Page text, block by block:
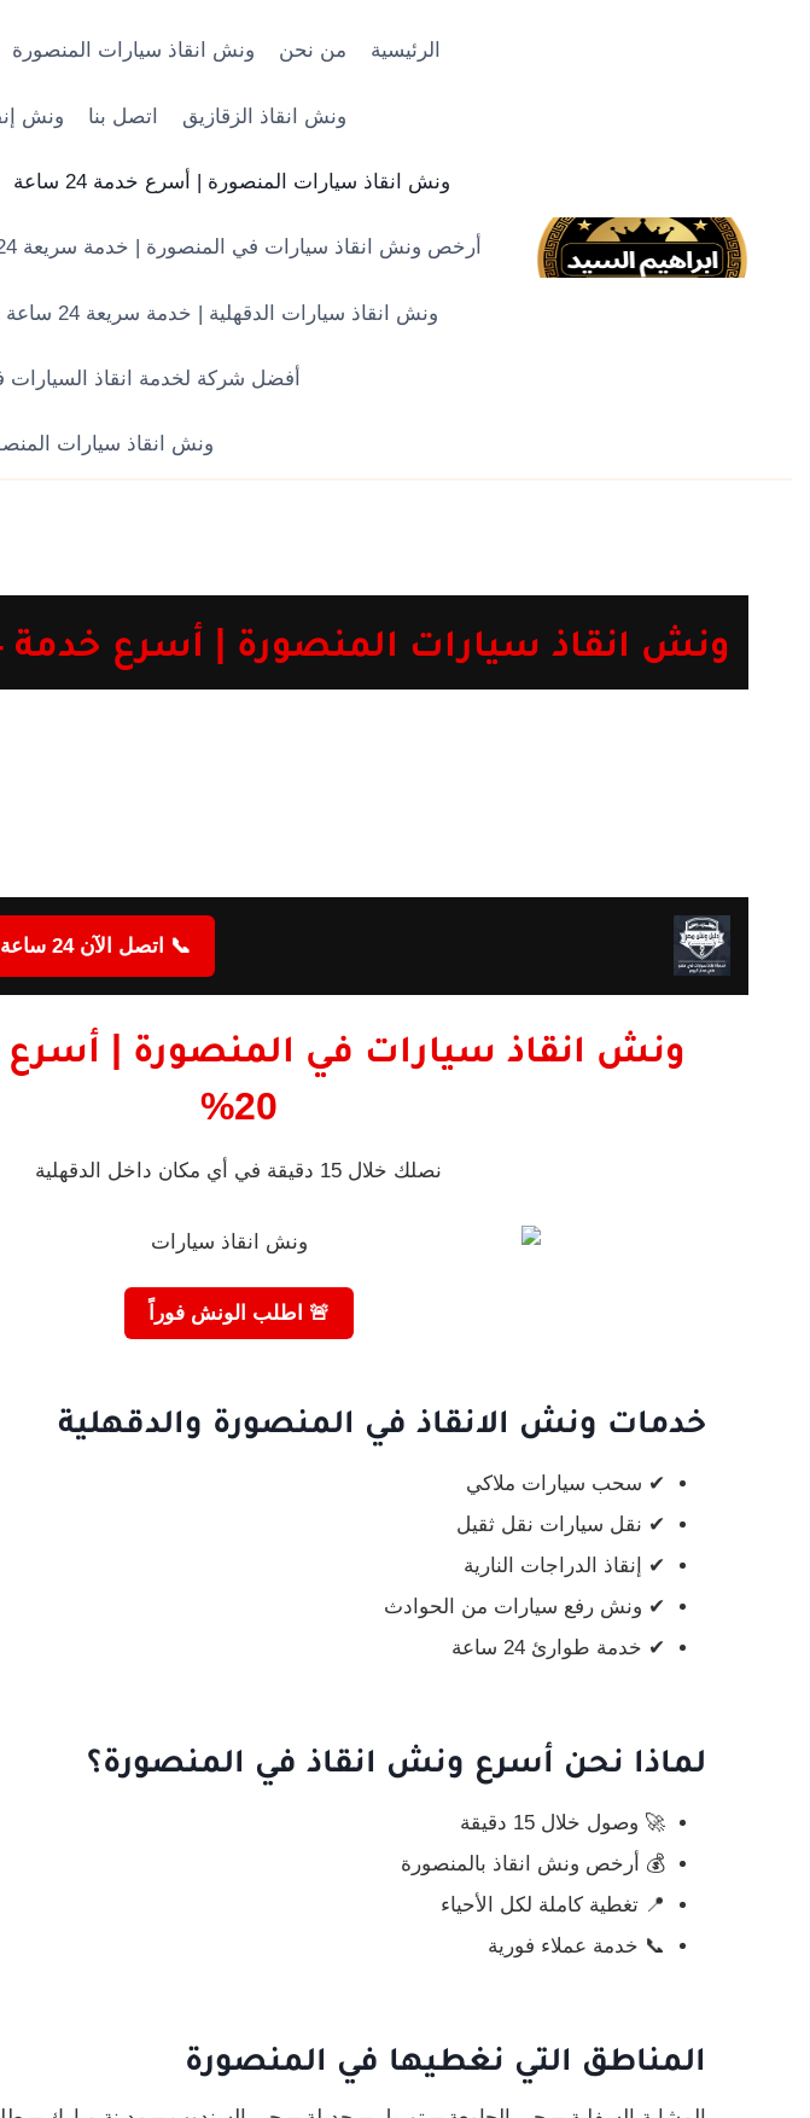
الرئيسية من نحن ونش انقاذ سيارات المنصورة
ونش انقاذ الزقازيق اتصل بنا ونش
ونش انقاذ سيارات المنصورة | أسرع خدمة 24 ساعة
أرخص ونش انقاذ سيارات في المنصورة | خدمة سريعة 24 ساعة
ونش انقاذ سيارات الدقهلية | خدمة سريعة 24 ساعة
أفضل شركة لخدمة انقاذ السيارات
ونش انقاذ سيارات المنصورة 24 ساعة | أسرع استجابة من
ونش انقاذ سيارات المنصورة | أسرع خدمة 24 ساعة
📞 اتصل الآن 24 ساعة
ونش انقاذ سيارات في المنصورة |
20%
نصلك خلال 15 دقيقة في أي مكان داخل الدقهلية
🚨 اطلب الونش فوراً
خدمات ونش الانقاذ في المنصورة والدقهلية
✔ سحب سيارات ملاكي
✔ نقل سيارات نقل ثقيل
✔ إنقاذ الدراجات النارية
✔ ونش رفع سيارات من الحوادث
✔ خدمة طوارئ 24 ساعة
لماذا نحن أسرع ونش انقاذ في المنصورة؟
🚀 وصول خلال 15 دقيقة
💰 أرخص ونش انقاذ بالمنصورة
📍 تغطية كاملة لكل الأحياء
📞 خدمة عملاء فورية
المناطق التي نغطيها في المنصورة